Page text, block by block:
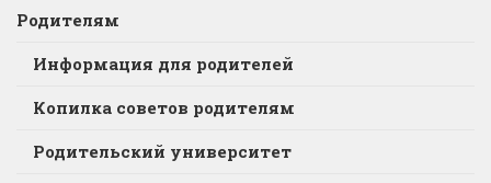
Родителям
Информация для родителей
Копилка советов родителям
Родительский университет